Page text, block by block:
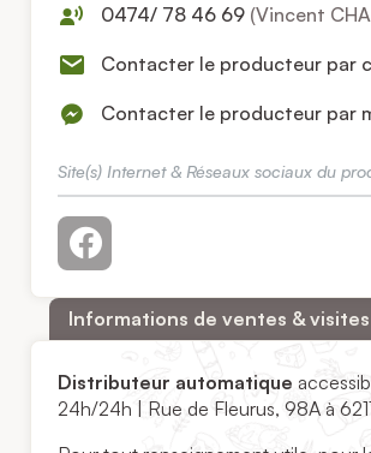
0474/ 78 46 69 (Vincent
Contacter le producteur par
Contacter le producteur par
Site(s) Internet & Réseaux sociaux du
Informations de ventes & visites
Distributeur automatique
24h/24h | Rue de Fleurus, 98A à